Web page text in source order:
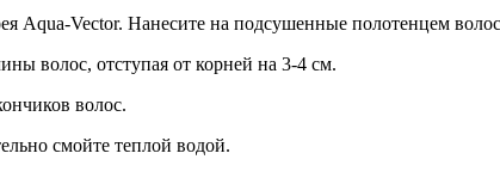
Aqua-Vector. Нанесите на подсушенные полотенцем
волос, отступая от корней на 3-4 см.
волос.
смойте теплой водой.